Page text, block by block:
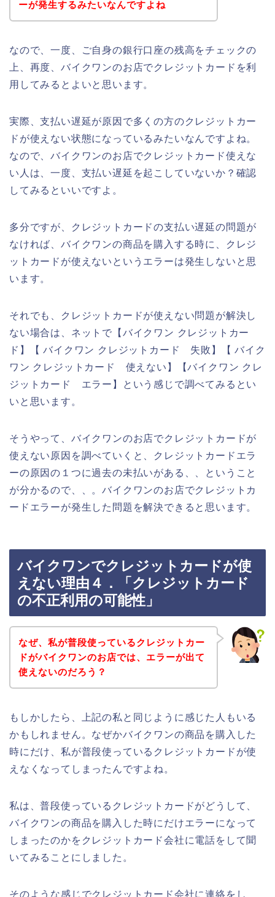
ーが発生するみたいなんですよね
なので、一度、ご自身の銀行口座の残高をチェックの
上、再度、バイクワンのお店でクレジットカードを利
用してみるとよいと思います。
実際、支払い遅延が原因で多くの方のクレジットカー
ドが使えない状態になっているみたいなんですよね。
なので、バイクワンのお店でクレジットカード使えな
い人は、一度、支払い遅延を起こしていないか？確認
してみるといいですよ。
多分ですが、クレジットカードの支払い遅延の問題が
なければ、バイクワンの商品を購入する時に、クレジ
ットカードが使えないというエラーは発生しないと思
います。
それでも、クレジットカードが使えない問題が解決し
ない場合は、ネットで【バイクワン クレジットカー
ド】【 バイクワン クレジットカード 失敗】【 バイク
ワン クレジットカード 使えない】【バイクワン クレ
ジットカード エラー】という感じで調べてみるとい
いと思います。
そうやって、バイクワンのお店でクレジットカードが
使えない原因を調べていくと、クレジットカードエラ
ーの原因の１つに過去の未払いがある、、ということ
が分かるので、、。バイクワンのお店でクレジットカ
ードエラーが発生した問題を解決できると思います。
バイクワンでクレジットカードが使
えない理由４．「クレジットカード
の不正利用の可能性」
なぜ、私が普段使っているクレジットカー
ドがバイクワンのお店では、エラーが出て
使えないのだろう？
もしかしたら、上記の私と同じように感じた人もいる
かもしれません。なぜかバイクワンの商品を購入した
時にだけ、私が普段使っているクレジットカードが使
えなくなってしまったんですよね。
私は、普段使っているクレジットカードがどうして、
バイクワンの商品を購入した時にだけエラーになって
しまったのかをクレジットカード会社に電話をして聞
いてみることにしました。
そのような感じでクレジットカード会社に連絡をし